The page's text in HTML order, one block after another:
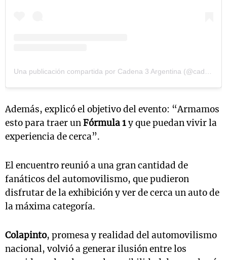
Además, explicó el objetivo del evento: “Armamos
esto para traer unFórmula 1y que puedan vivir la
experiencia de cerca”.
El encuentro reunió a una gran cantidad de
fanáticos del automovilismo, que pudieron
disfrutar de la exhibición y ver de cerca un auto de
la máxima categoría.
Colapinto, promesa y realidad del automovilismo
nacional, volvió a generar ilusión entre los